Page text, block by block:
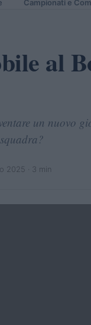
Campionati e
al
un nuovo
2025 · 3 min